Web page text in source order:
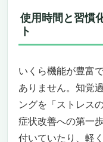
パナソニッ
知覚過敏
歯医者さ
自宅で。
奥歯の奥
こだわり
価格以上
使用時間と習慣
ト
いくら機能が豊富
ありません。知覚
ングを「ストレス
症状改善への第一
付いていたり、軽